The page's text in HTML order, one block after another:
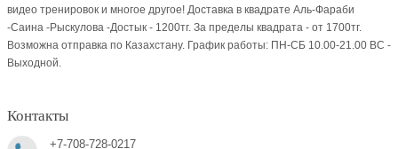
видео тренировок и многое другое! Доставка в квадрате Аль-Фараби
-Саина -Рыскулова -Достык - 1200тг. За пределы квадрата - от 1700тг.
Возможна отправка по Казахстану. График работы: ПН-СБ 10.00-21.00 ВC -
Выходной.
Контакты
+7-708-728-0217